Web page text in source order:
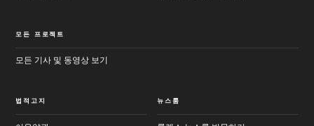
모든 프로젝트
모든 기사 및 동영상 보기
법적고지 뉴스룸